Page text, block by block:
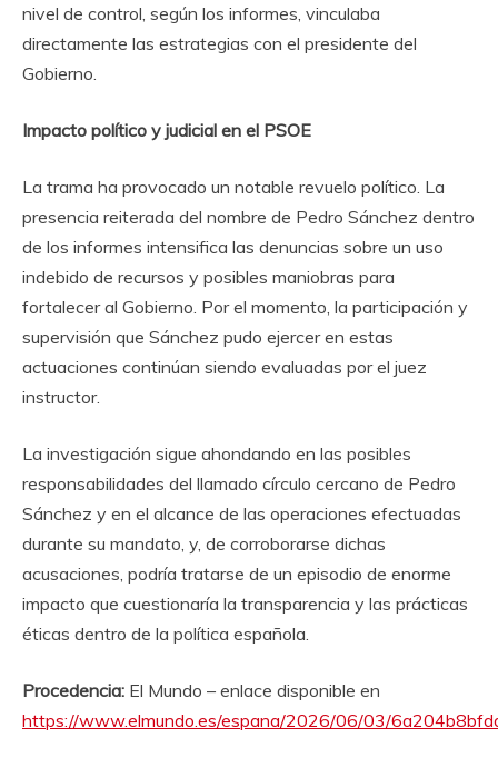
nivel de control, según los informes, vinculaba
directamente las estrategias con el presidente del
Gobierno.
Impacto político y judicial en el PSOE
La trama ha provocado un notable revuelo político. La
presencia reiterada del nombre de Pedro Sánchez dentro
de los informes intensifica las denuncias sobre un uso
indebido de recursos y posibles maniobras para
fortalecer al Gobierno. Por el momento, la participación y
supervisión que Sánchez pudo ejercer en estas
actuaciones continúan siendo evaluadas por el juez
instructor.
La investigación sigue ahondando en las posibles
responsabilidades del llamado círculo cercano de Pedro
Sánchez y en el alcance de las operaciones efectuadas
durante su mandato, y, de corroborarse dichas
acusaciones, podría tratarse de un episodio de enorme
impacto que cuestionaría la transparencia y las prácticas
éticas dentro de la política española.
Procedencia: El Mundo – enlace disponible en
https://www.elmundo.es/espana/2026/06/03/